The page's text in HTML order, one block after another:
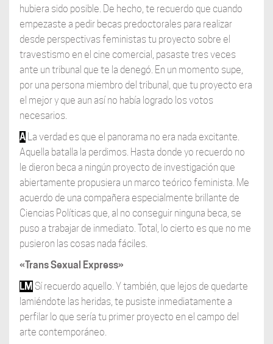
hubiera sido posible. De hecho, te recuerdo que cuando
empezaste a pedir becas predoctorales para realizar
desde perspectivas feministas tu proyecto sobre el
travestismo en el cine comercial, pasaste tres veces
ante un tribunal que te la denegó. En un momento supe,
por una persona miembro del tribunal, que tu proyecto era
el mejor y que aun así no había logrado los votos
necesarios.
A La verdad es que el panorama no era nada excitante.
Aquella batalla la perdimos. Hasta donde yo recuerdo no
le dieron beca a ningún proyecto de investigación que
abiertamente propusiera un marco teórico feminista. Me
acuerdo de una compañera especialmente brillante de
Ciencias Políticas que, al no conseguir ninguna beca, se
puso a trabajar de inmediato. Total, lo cierto es que no me
pusieron las cosas nada fáciles.
«Trans Sexual Express»
LM Sí recuerdo aquello. Y también, que lejos de quedarte
lamiéndote las heridas, te pusiste inmediatamente a
perfilar lo que sería tu primer proyecto en el campo del
arte contemporáneo.